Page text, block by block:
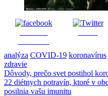
analýza COVID-19 koronavírus
zdravie
Post
navigation
Dôvody, prečo svet postihol
22 diétnych potravín, ktoré v
posilnia vašu imunitu